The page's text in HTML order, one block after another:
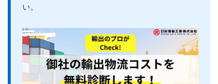
い。